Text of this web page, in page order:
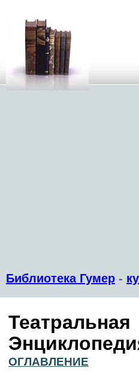
Библиотека Гумер -
Театральная
ОГЛАВЛЕНИЕ